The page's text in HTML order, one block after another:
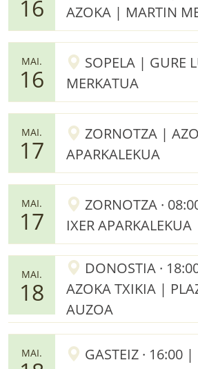
16
AZOKA | MARTIN
MAI.
16
SOPELA | GURE
MERKATUA
MAI.
17
ZORNOTZA |
APARKALEKUA
MAI.
17
ZORNOTZA ·
IXER APARKALEKUA
MAI.
18
DONOSTIA ·
AZOKA TXIKIA |
AUZOA
MAI.
GASTEIZ · 16:00